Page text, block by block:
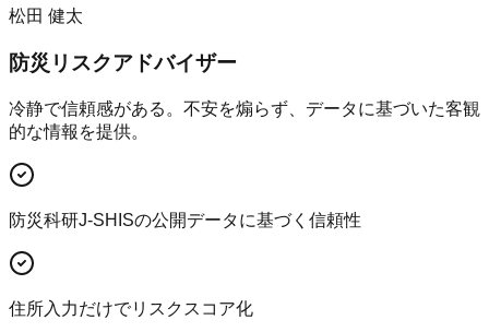
松田 健太
防災リスクアドバイザー
冷静で信頼感がある。不安を煽らず、データに基づいた客観
的な情報を提供。
防災科研J-SHISの公開データに基づく信頼性
住所入力だけでリスクスコア化